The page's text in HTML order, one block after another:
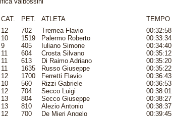
CAT. PET. ATLETA TEMPO
12 702 Tremea Flavio 00:32:58
10 1519 Palermo Roberto 00:33:34
9 405 Iuliano Simone 00:34:40
11 604 Crosta Silvano 00:35:12
11 613 Di Raimo Adriano 00:35:20
11 1635 Russo Giuseppe 00:35:22
12 1700 Ferretti Flavio 00:36:43
10 560 Rizzi Gabriele 00:36:53
12 704 Secco Luigi 00:38:01
13 804 Secco Giuseppe 00:38:27
13 810 Alezio Antonio 00:38:37
12 700 De Mieri Angelo 00:39:45